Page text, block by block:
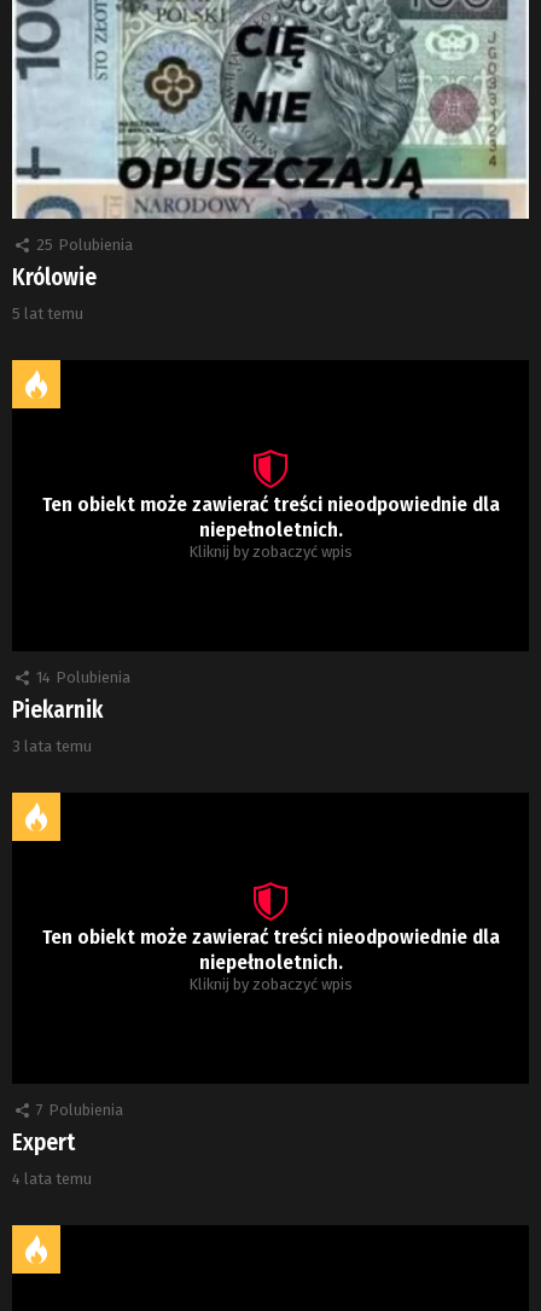
25 Polubienia
Królowie
5 lat temu
Ten obiekt może zawierać treści nieodpowiednie dla
niepełnoletnich.
Kliknij by zobaczyć wpis
14 Polubienia
Piekarnik
3 lata temu
Ten obiekt może zawierać treści nieodpowiednie dla
niepełnoletnich.
Kliknij by zobaczyć wpis
7 Polubienia
Expert
4 lata temu